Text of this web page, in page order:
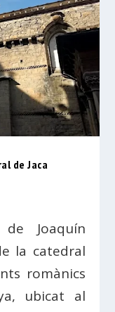
de Jaca
Joaquín
la catedral
romànics
ubicat al